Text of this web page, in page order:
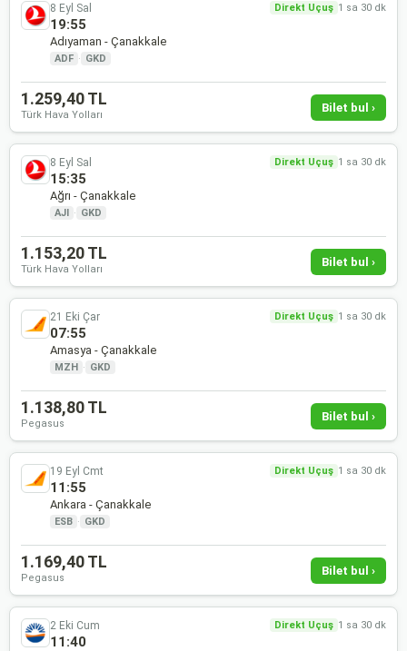
8 Eyl Sal Direkt Uçuş 1 sa 30 dk
19:55
Adıyaman - Çanakkale
ADF · GKD
1.259,40 TL
Türk Hava Yolları
Bilet bul ›
8 Eyl Sal Direkt Uçuş 1 sa 30 dk
15:35
Ağrı - Çanakkale
AJI · GKD
1.153,20 TL
Türk Hava Yolları
Bilet bul ›
21 Eki Çar Direkt Uçuş 1 sa 30 dk
07:55
Amasya - Çanakkale
MZH · GKD
1.138,80 TL
Pegasus
Bilet bul ›
19 Eyl Cmt Direkt Uçuş 1 sa 30 dk
11:55
Ankara - Çanakkale
ESB · GKD
1.169,40 TL
Pegasus
Bilet bul ›
2 Eki Cum Direkt Uçuş 1 sa 30 dk
11:40